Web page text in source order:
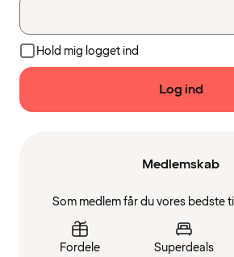
Hold mig logget ind
Log ind
Medlemskab
Som medlem får du vores bedste
Fordele Superdeals